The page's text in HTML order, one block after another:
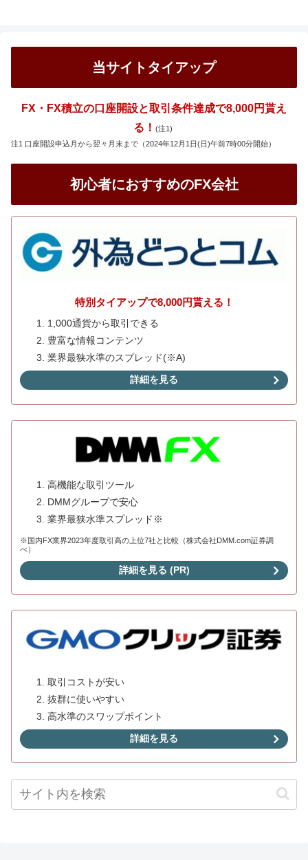
当サイトタイアップ
FX・FX積立の口座開設と取引条件達成で8,000円貰え
る！ (注1)
注1 口座開設申込月から翌々月末まで（2024年12月1日(日)午前7時00分開始）
初心者におすすめのFX会社
特別タイアップで8,000円貰える！
1,000通貨から取引できる
豊富な情報コンテンツ
業界最狭水準のスプレッド(※A)
詳細を見る
高機能な取引ツール
DMMグループで安心
業界最狭水準スプレッド※
※国内FX業界2023年度取引高の上位7社と比較（株式会社DMM.com証券調
べ）
詳細を見る (PR)
取引コストが安い
抜群に使いやすい
高水準のスワップポイント
詳細を見る